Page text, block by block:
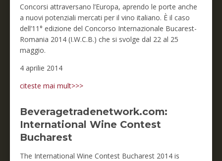
Concorsi attraversano l’Europa, aprendo le porte anche
a nuovi potenziali mercati per il vino italiano. È il caso
dell’11° edizione del Concorso Internazionale Bucarest-
Romania 2014 (I.W.C.B.) che si svolge dal 22 al 25
maggio.
4 aprilie 2014
citeste mai mult>>>
Beveragetradenetwork.com:
International Wine Contest
Bucharest
The International Wine Contest Bucharest 2014 is